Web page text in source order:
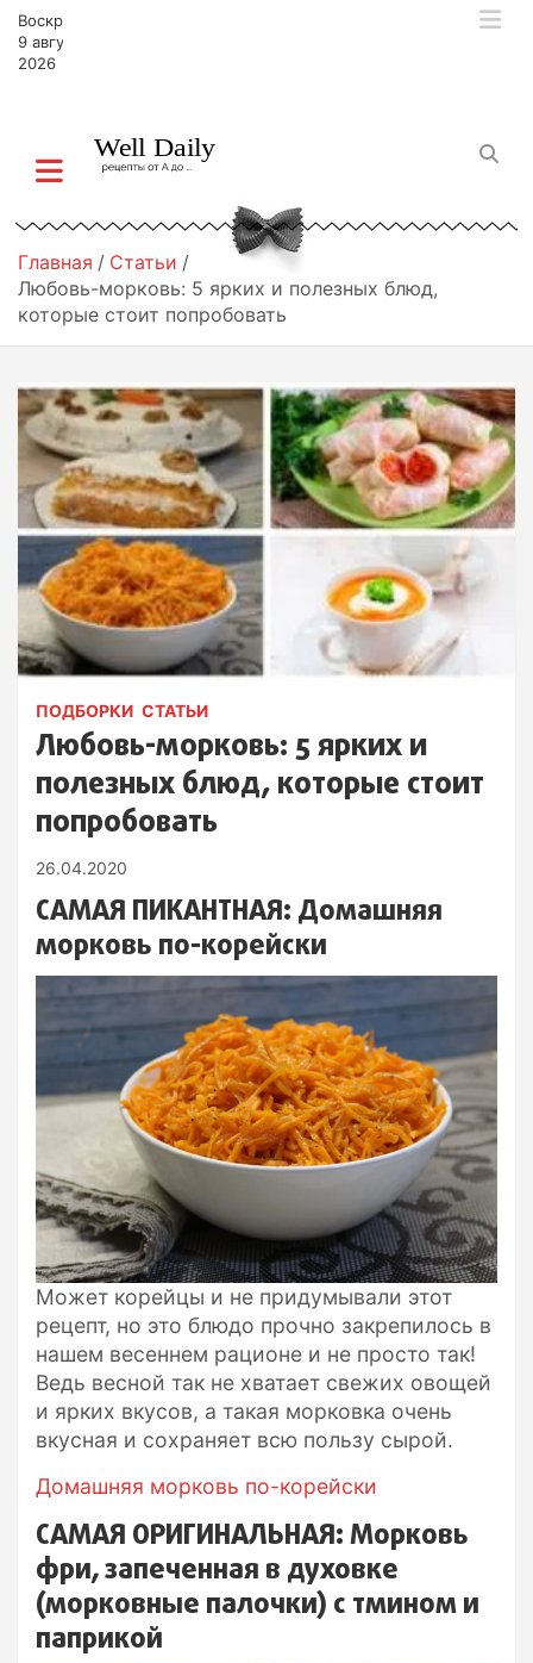
Воскресенье,
9 августа,
2026
Главная
Статьи
Любовь-морковь: 5 ярких и полезных блюд,
которые стоит попробовать
ПОДБОРКИ СТАТЬИ
Любовь-морковь: 5 ярких и
полезных блюд, которые стоит
попробовать
26.04.2020
САМАЯ ПИКАНТНАЯ: Домашняя
морковь по-корейски
Может корейцы и не придумывали этот
рецепт, но это блюдо прочно закрепилось в
нашем весеннем рационе и не просто так!
Ведь весной так не хватает свежих овощей
и ярких вкусов, а такая морковка очень
вкусная и сохраняет всю пользу сырой.
Домашняя морковь по-корейски
САМАЯ ОРИГИНАЛЬНАЯ: Морковь
фри, запеченная в духовке
(морковные палочки) с тмином и
паприкой